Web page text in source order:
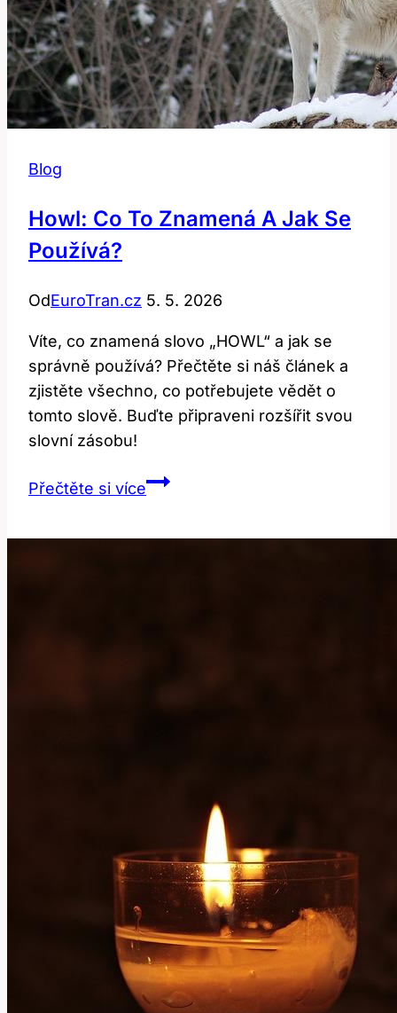
Blog
Howl: Co To Znamená A Jak Se
Používá?
OdEuroTran.cz 5. 5. 2026
Víte, co znamená slovo „HOWL“ a jak se
správně používá? Přečtěte si náš článek a
zjistěte všechno, co potřebujete vědět o
tomto slově. Buďte připraveni rozšířit svou
slovní zásobu!
Přečtěte si víceHowl: